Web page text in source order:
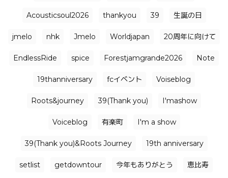
Acousticsoul2026 thankyou 39 生誕の日
jmelo nhk Jmelo Worldjapan 20周年に向けて
EndlessRide spice Forestjamgrande2026 Note
19thanniversary fcイベント Voiseblog
Roots&journey 39(Thank you) I'mashow
Voiceblog 有楽町 I'm a show
39(Thank you)&Roots Journey 19th anniversary
setlist getdowntour 今年もありがとう 恵比寿